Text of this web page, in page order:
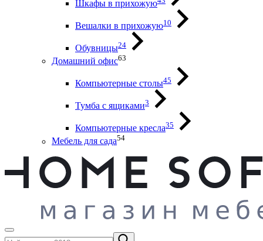
Шкафы в прихожую
Вешалки в прихожую10
Обувницы24
Домашний офис63
Компьютерные столы45
Тумба с ящиками3
Компьютерные кресла35
Мебель для сада54